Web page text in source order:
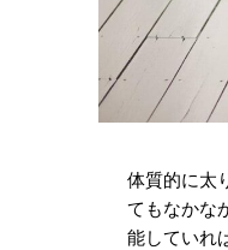
体質的に太
てもなかな
能していれ